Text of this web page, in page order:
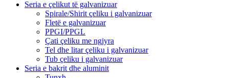
Seria e çelikut të galvanizuar
Spirale/Shirit çeliku i galvanizuar
Fletë e galvanizuar
PPGI/PPGL
Çati çeliku me ngjyra
Tel dhe litar çeliku i galvanizuar
Tub çeliku i galvanizuar
Seria e bakrit dhe aluminit